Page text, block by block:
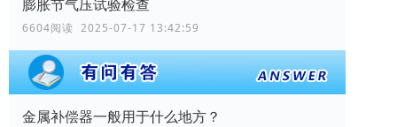
膨胀节气压试验检查
6604阅读 2025-07-17 13:42:59
金属补偿器一般用于什么地方？